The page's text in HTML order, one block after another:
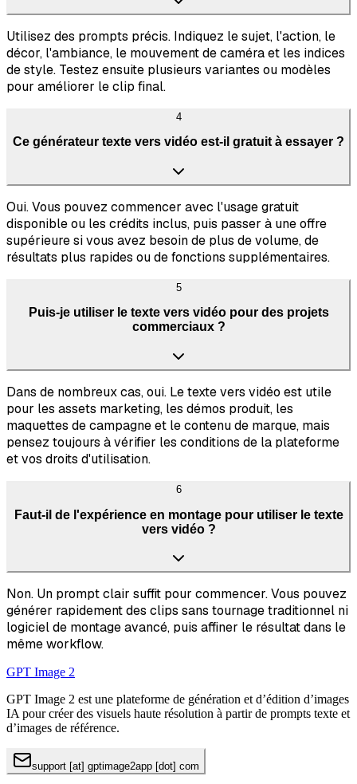
Utilisez des prompts précis. Indiquez le sujet, l'action, le
décor, l'ambiance, le mouvement de caméra et les indices
de style. Testez ensuite plusieurs variantes ou modèles
pour améliorer le clip final.
4
Ce générateur texte vers vidéo est-il gratuit à essayer ?
Oui. Vous pouvez commencer avec l'usage gratuit
disponible ou les crédits inclus, puis passer à une offre
supérieure si vous avez besoin de plus de volume, de
résultats plus rapides ou de fonctions supplémentaires.
5
Puis-je utiliser le texte vers vidéo pour des projets
commerciaux ?
Dans de nombreux cas, oui. Le texte vers vidéo est utile
pour les assets marketing, les démos produit, les
maquettes de campagne et le contenu de marque, mais
pensez toujours à vérifier les conditions de la plateforme
et vos droits d'utilisation.
6
Faut-il de l'expérience en montage pour utiliser le texte
vers vidéo ?
Non. Un prompt clair suffit pour commencer. Vous pouvez
générer rapidement des clips sans tournage traditionnel ni
logiciel de montage avancé, puis affiner le résultat dans le
même workflow.
GPT Image 2
GPT Image 2 est une plateforme de génération et d’édition d’images
IA pour créer des visuels haute résolution à partir de prompts texte et
d’images de référence.
support [at] gptimage2app [dot] com